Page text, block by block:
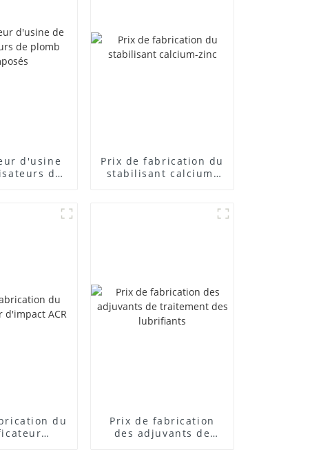
d'usine
de
Prix ​​de fabrication du
stabilisant calcium-
du
Prix ​​de fabrication
des adjuvants de